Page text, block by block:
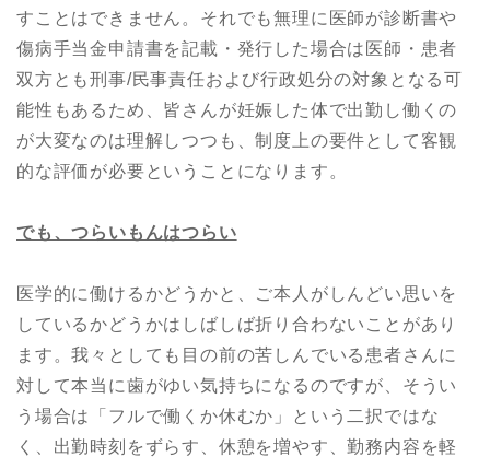
すことはできません。それでも無理に医師が診断書や
傷病手当金申請書を記載・発行した場合は医師・患者
双方とも刑事/民事責任および行政処分の対象となる可
能性もあるため、皆さんが妊娠した体で出勤し働くの
が大変なのは理解しつつも、制度上の要件として客観
的な評価が必要ということになります。
でも、つらいもんはつらい
医学的に働けるかどうかと、ご本人がしんどい思いを
しているかどうかはしばしば折り合わないことがあり
ます。我々としても目の前の苦しんでいる患者さんに
対して本当に歯がゆい気持ちになるのですが、そうい
う場合は「フルで働くか休むか」という二択ではな
く、出勤時刻をずらす、休憩を増やす、勤務内容を軽